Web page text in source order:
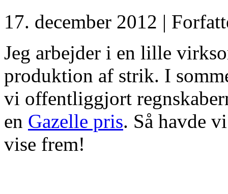
17. december 2012 |
Jeg arbejder i en lille
produktion af strik. I
vi offentliggjort
en Gazelle pris. Så havde
vise frem!